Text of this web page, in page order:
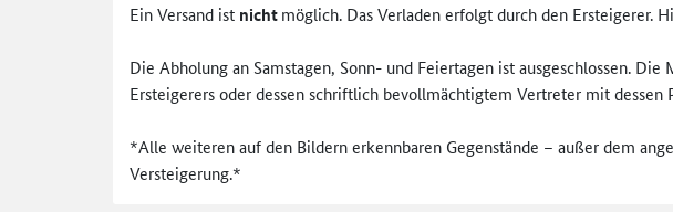
Ein Versand ist nichtmöglich. Das Verladen erfolgt durch den Ersteigerer.
Die Abholung an Samstagen, Sonn- und Feiertagen ist ausgeschlossen. Die
Ersteigerers oder dessen schriftlich bevollmächtigtem Vertreter mit dessen
*Alle weiteren auf den Bildern erkennbaren Gegenstände – außer dem
Versteigerung.*